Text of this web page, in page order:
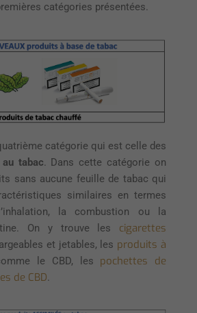
catégories présentées.
catégorie qui est celle des
tabac . Dans cette catégorie on
sans aucune feuille de tabac qui
similaires en termes
la combustion ou la
On y trouve les cigarettes
et jetables, les produits à
le CBD, les pochettes de
de CBD